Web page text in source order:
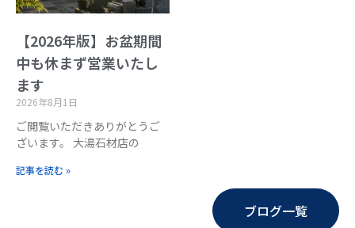
【2026年版】お盆期間
中も休まず営業いたし
ます
2026年8月1日
ご閲覧いただきありがとうご
ざいます。 大湯石材店の
記事を読む »
ブログ一覧